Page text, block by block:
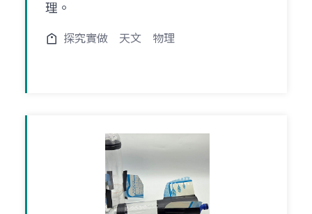
理。
探究實做 天文 物理